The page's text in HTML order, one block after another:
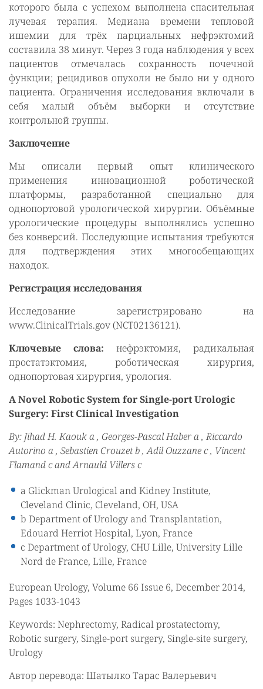
которого была с успехом выполнена спасительная
лучевая терапия. Медиана времени тепловой
ишемии для трёх парциальных нефрэктомий
составила 38 минут. Через 3 года наблюдения у всех
пациентов отмечалась сохранность почечной
функции; рецидивов опухоли не было ни у одного
пациента. Ограничения исследования включали в
себя малый объём выборки и отсутствие
контрольной группы.
Заключение
Мы описали первый опыт клинического
применения инновационной роботической
платформы, разработанной специально для
однопортовой урологической хирургии. Объёмные
урологические процедуры выполнялись успешно
без конверсий. Последующие испытания требуются
для подтверждения этих многообещающих
находок.
Регистрация исследования
Исследование зарегистрировано на
www.ClinicalTrials.gov (NCT02136121).
Ключевые слова: нефрэктомия, радикальная
простатэктомия, роботическая хирургия,
однопортовая хирургия, урология.
A Novel Robotic System for Single-port Urologic
Surgery: First Clinical Investigation
By: Jihad H. Kaouk a , Georges-Pascal Haber a , Riccardo
Autorino a , Sebastien Crouzet b , Adil Ouzzane c , Vincent
Flamand c and Arnauld Villers c
a Glickman Urological and Kidney Institute,
Cleveland Clinic, Cleveland, OH, USA
b Department of Urology and Transplantation,
Edouard Herriot Hospital, Lyon, France
c Department of Urology, CHU Lille, University Lille
Nord de France, Lille, France
European Urology, Volume 66 Issue 6, December 2014,
Pages 1033-1043
Keywords: Nephrectomy, Radical prostatectomy,
Robotic surgery, Single-port surgery, Single-site surgery,
Urology
Автор перевода: Шатылко Тарас Валерьевич